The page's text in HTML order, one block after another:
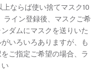
ならば使い捨てマスク10
ライン登録後、マスクご希
ダムにマスクを送りいた
いろいろありますが、も
ご指定ご希望の場合、ラ